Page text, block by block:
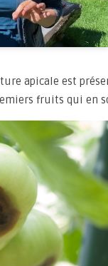
apicale est
fruits qui en